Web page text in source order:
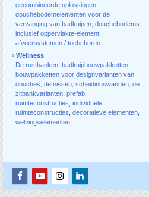
gecombineerde oplossingen
douchebodemelementen voor de
vervanging van badkuipen douchebodems
inclusief oppervlakte-element
afvoersystemen / toebehoren
Wellness
De rustbanken badkuipbouwpakketten
bouwpakketten voor designvarianten van
douches de nissen scheidingswanden de
zitbankvarianten prefab
ruimteconstructies individuele
ruimteconstructies decoratieve elementen
welvingselementen